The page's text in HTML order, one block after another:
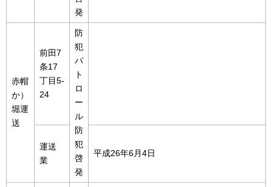
発
赤帽
か）
堀運
送
前田7
条17
丁目5-
24
防
犯
パ
ト
ロ
ー
ル
防
犯
啓
発
運送
業
平成26年6月4日